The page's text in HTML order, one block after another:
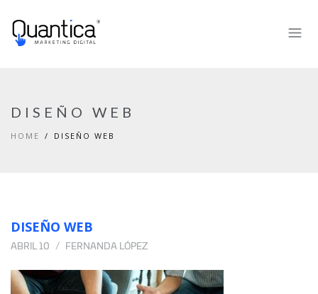
DISEÑO WEB
HOME DISEÑO WEB
DISEÑO WEB
ABRIL 10 FERNANDA LÓPEZ